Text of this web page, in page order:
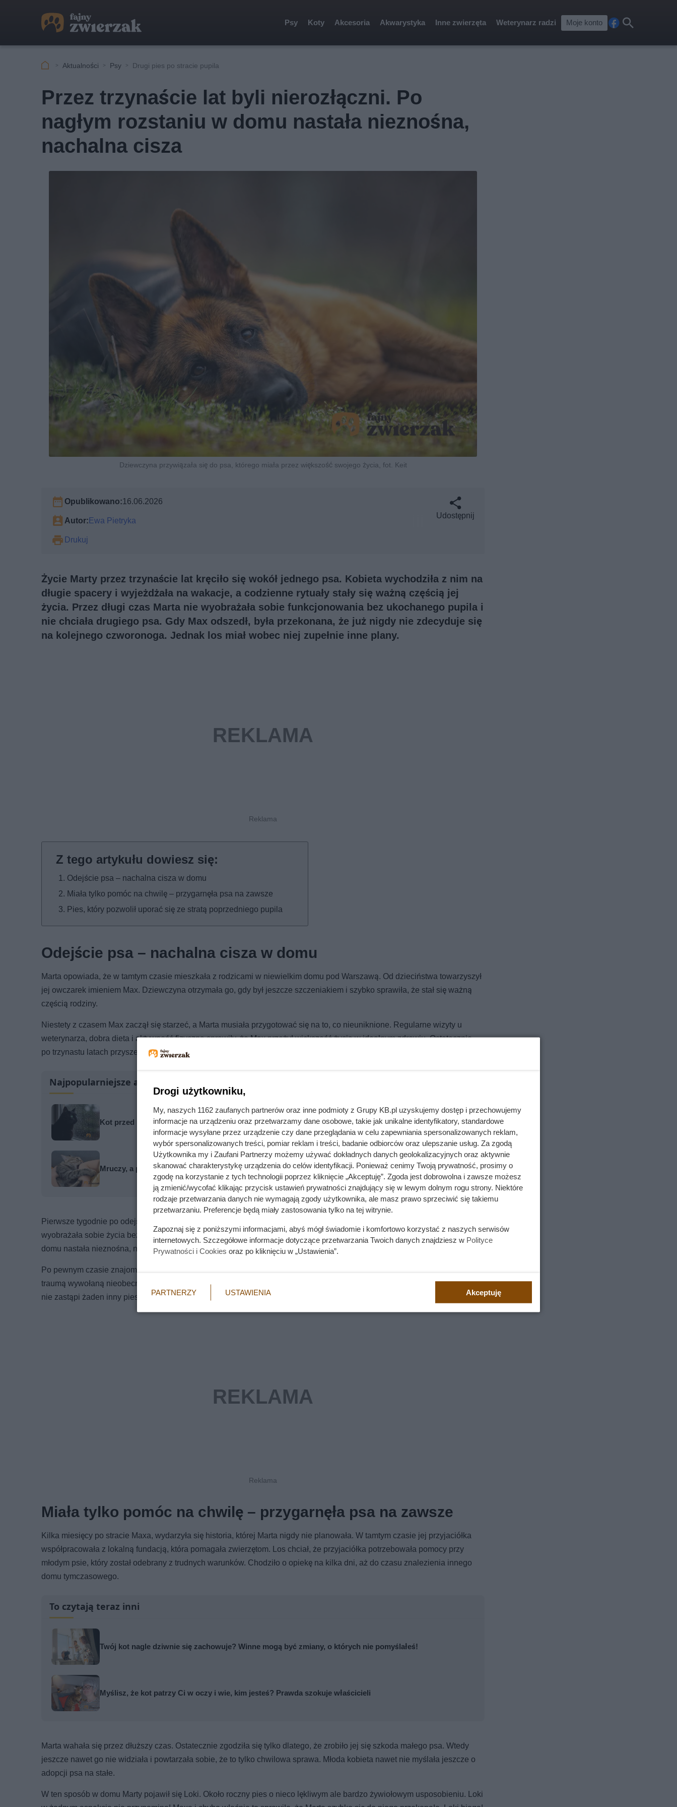
Psy Koty Akcesoria Akwarystyka Inne zwierzęta Weterynarz radzi Moje konto
cebkaj
Aktualności Psy Drugi pies po stracie pupila
Przez trzynaście lat byli nierozłączni. Po
nagłym rozstaniu w domu nastała nieznośna,
nachalna cisza
Dziewczyna przywiązała się do psa, którego miała przez większość swojego życia, fot. Keit
Opublikowano:16.06.2026
Autor:Ewa Pietryka
Drukuj
Udostępnij
Życie Marty przez trzynaście lat kręciło się wokół jednego psa. Kobieta wychodziła z nim na
długie spacery i wyjeżdżała na wakacje, a codzienne rytuały stały się ważną częścią jej
życia. Przez długi czas Marta nie wyobrażała sobie funkcjonowania bez ukochanego pupila i
nie chciała drugiego psa. Gdy Max odszedł, była przekonana, że już nigdy nie zdecyduje się
na kolejnego czworonoga. Jednak los miał wobec niej zupełnie inne plany.
Odejście psa – nachalna cisza w domu
Miała tylko pomóc na chwilę – przygarnęła psa na zawsze
Pies, który pozwolił uporać się ze stratą poprzedniego pupila
Odejście psa – nachalna cisza w domu
Marta opowiada, że w tamtym czasie mieszkała z rodzicami w niewielkim domu pod Warszawą. Od dzieciństwa towarzyszył
jej owczarek imieniem Max. Dziewczyna otrzymała go, gdy był jeszcze szczeniakiem i szybko sprawiła, że stał się ważną
częścią rodziny.
Niestety z czasem Max zaczął się starzeć, a Marta musiała przygotować się na to, co nieuniknione. Regularne wizyty u
weterynarza, dobra dieta i aktywność fizyczna sprawiły, że Max przeżył większość życia w idealnym zdrowiu. Ostatecznie,
po trzynastu latach przyszedł czas pożegnania, na który dziewczyna zupełnie nie była gotowa.
Najpopularniejsze artykuły
Kot przed burzą zachowuje się dziwnie. Powód nie ma nic wspólnego z „szóstym zmysłem”
Mruczy, a po chwili nagle gryzie? Behawioryści ostrzegają przed popularnym błędem
Pierwsze tygodnie po odejściu Maxa były dla Marty szczególnie bolesne. Młoda kobieta miała psa od dziecka i nie
wyobrażała sobie życia bez niego. Tymczasem codzienna rutyna się zmieniła, nie było z kim wychodzić na spacery, a w
domu nastała nieznośna, nachalna cisza.
Po pewnym czasie znajomi zaczęli sugerować Marcie, aby przygarnęła nowego psa. Miał to być sposób na uporanie się z
traumą wywołaną nieobecnością Maxa. Jednak Marta reagowała na takie pomysły stanowczą odmową i twierdziła, że Maxa
nie zastąpi żaden inny pies.
Miała tylko pomóc na chwilę – przygarnęła psa na zawsze
Kilka miesięcy po stracie Maxa, wydarzyła się historia, której Marta nigdy nie planowała. W tamtym czasie jej przyjaciółka
współpracowała z lokalną fundacją, która pomagała zwierzętom. Los chciał, że przyjaciółka potrzebowała pomocy przy
młodym psie, który został odebrany z trudnych warunków. Chodziło o opiekę na kilka dni, aż do czasu znalezienia innego
domu tymczasowego.
To czytają teraz inni
Twój kot nagle dziwnie się zachowuje? Winne mogą być zmiany, o których nie pomyślałeś!
Myślisz, że kot patrzy Ci w oczy i wie, kim jesteś? Prawda szokuje właścicieli
Marta wahała się przez dłuższy czas. Ostatecznie zgodziła się tylko dlatego, że zrobiło jej się szkoda małego psa. Wtedy
jeszcze nawet go nie widziała i powtarzała sobie, że to tylko chwilowa sprawa. Młoda kobieta nawet nie myślała jeszcze o
adopcji psa na stałe.
W ten sposób w domu Marty pojawił się Loki. Około roczny pies o nieco lękliwym ale bardzo żywiołowym usposobieniu. Loki
Drogi użytkowniku,
My, naszych 1162 zaufanych partnerów oraz inne podmioty z Grupy KB.pl uzyskujemy dostęp i przechowujemy
informacje na urządzeniu oraz przetwarzamy dane osobowe, takie jak unikalne identyfikatory, standardowe
informacje wysyłane przez urządzenie czy dane przeglądania w celu zapewniania spersonalizowanych reklam,
wybór spersonalizowanych treści, pomiar reklam i treści, badanie odbiorców oraz ulepszanie usług. Za zgodą
Użytkownika my i Zaufani Partnerzy możemy używać dokładnych danych geolokalizacyjnych oraz aktywnie
skanować charakterystykę urządzenia do celów identyfikacji. Ponieważ cenimy Twoją prywatność, prosimy o
zgodę na korzystanie z tych technologii poprzez kliknięcie „Akceptuję”. Zgoda jest dobrowolna i zawsze możesz
ją zmienić/wycofać klikając przycisk ustawień prywatności znajdujący się w lewym dolnym rogu strony. Niektóre
rodzaje przetwarzania danych nie wymagają zgody użytkownika, ale masz prawo sprzeciwić się takiemu
przetwarzaniu. Preferencje będą miały zastosowania tylko na tej witrynie.
Zapoznaj się z poniższymi informacjami, abyś mógł świadomie i komfortowo korzystać z naszych serwisów
internetowych. Szczegółowe informacje dotyczące przetwarzania Twoich danych znajdziesz w Polityce
Prywatności i Cookies oraz po kliknięciu w „Ustawienia”.
PARTNERZY USTAWIENIA Akceptuję